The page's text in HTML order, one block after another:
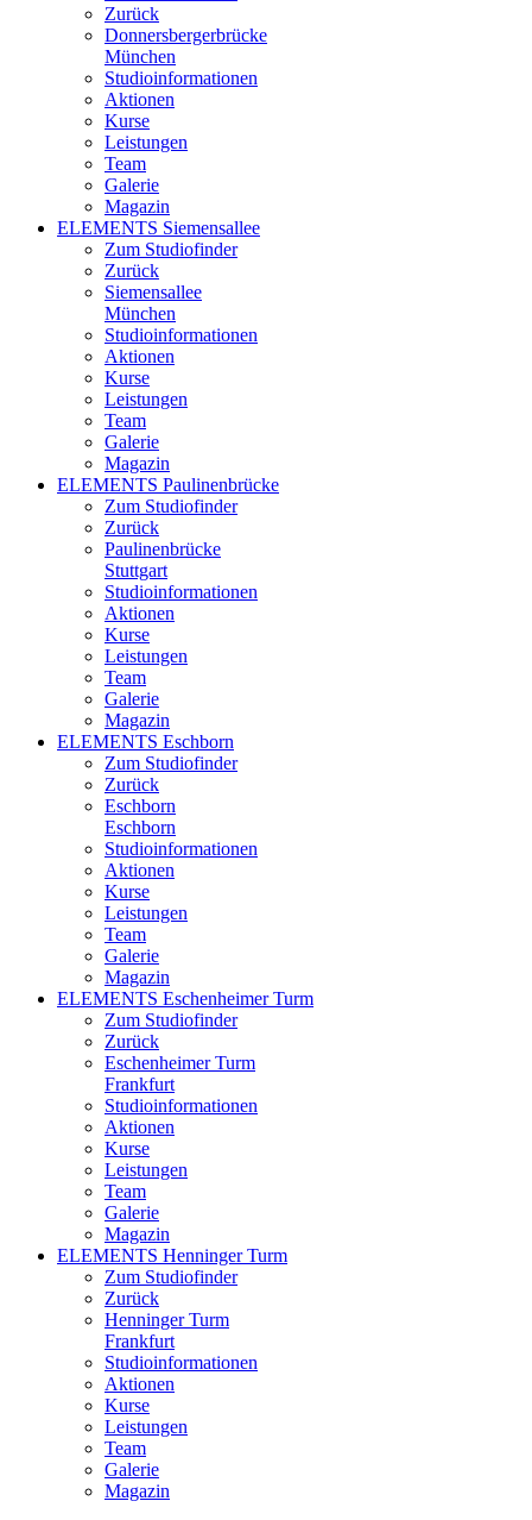
Zurück
Donners­berger­brücke
München
Studioinformationen
Aktionen
Kurse
Leistungen
Team
Galerie
Magazin
ELEMENTS Siemensallee
Zum Studiofinder
Zurück
Siemens­allee
München
Studioinformationen
Aktionen
Kurse
Leistungen
Team
Galerie
Magazin
ELEMENTS Paulinenbrücke
Zum Studiofinder
Zurück
Paulinen­brücke
Stuttgart
Studioinformationen
Aktionen
Kurse
Leistungen
Team
Galerie
Magazin
ELEMENTS Eschborn
Zum Studiofinder
Zurück
Esch­born
Eschborn
Studioinformationen
Aktionen
Kurse
Leistungen
Team
Galerie
Magazin
ELEMENTS Eschenheimer Turm
Zum Studiofinder
Zurück
Eschen­heimer Turm
Frankfurt
Studioinformationen
Aktionen
Kurse
Leistungen
Team
Galerie
Magazin
ELEMENTS Henninger Turm
Zum Studiofinder
Zurück
Henninger Turm
Frankfurt
Studioinformationen
Aktionen
Kurse
Leistungen
Team
Galerie
Magazin